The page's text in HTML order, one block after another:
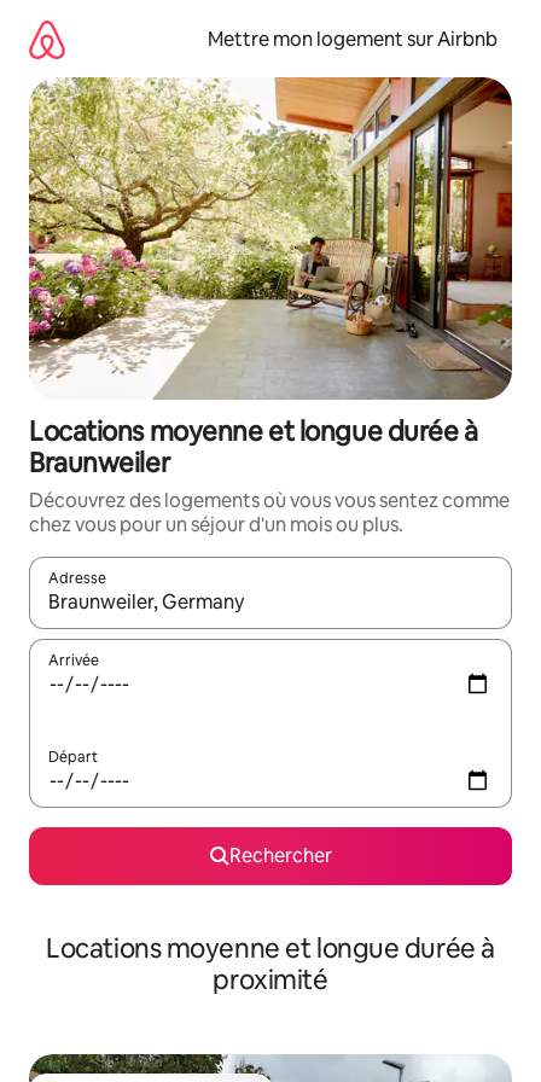
directement
contenu
Mettre mon logement sur Airbnb
Locations moyenne et longue durée à
Braunweiler
Découvrez des logements où vous vous sentez comme
chez vous pour un séjour d'un mois ou plus.
Adresse
Lorsque les résultats s'affichent, utilisez les flèches vers le
Arrivée
Départ
Rechercher
Locations moyenne et longue durée à
proximité